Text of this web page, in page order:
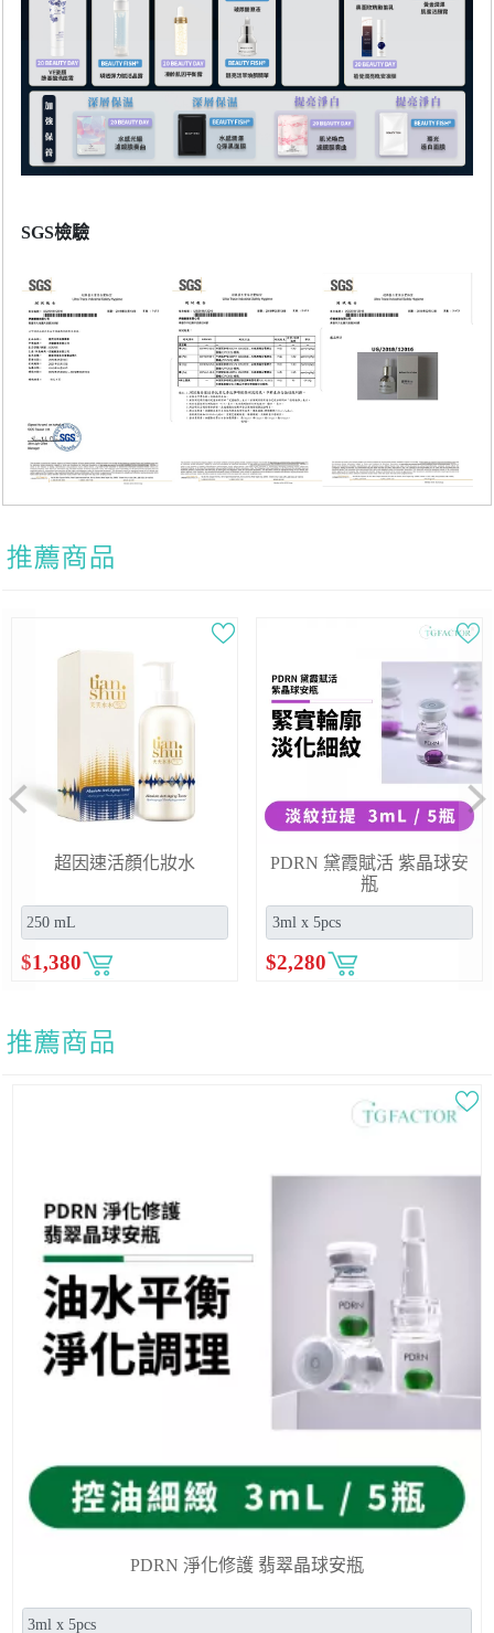
PDRN 淨化修護 翡翠晶球安瓶
SGS檢驗
超因速活顏化妝水
$1,380
PDRN 黛霞賦活 紫晶球安
瓶
$2,280
Previous